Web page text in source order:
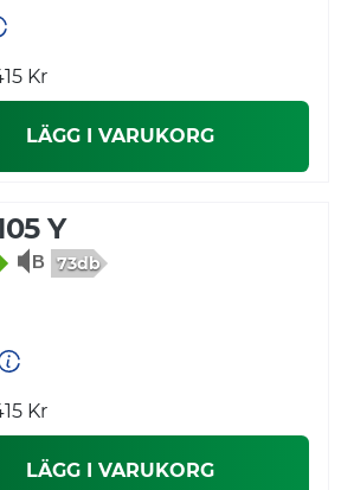
Kr
LÄGG I VARUKORG
Y
73db
Kr
LÄGG I VARUKORG